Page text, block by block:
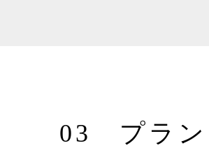
03 プラン